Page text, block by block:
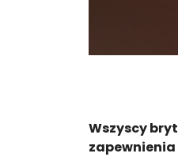
Wszyscy